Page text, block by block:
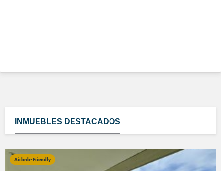
INMUEBLES DESTACADOS
Airbnb-Friendly